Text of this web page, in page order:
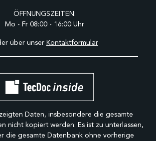
ÖFFNUNGSZEITEN:
Mo - Fr 08:00 - 16:00 Uhr
über unser Kontaktformular
Daten, insbesondere die gesamte
nicht kopiert werden. Es ist zu unterlassen,
die gesamte Datenbank ohne vorherige